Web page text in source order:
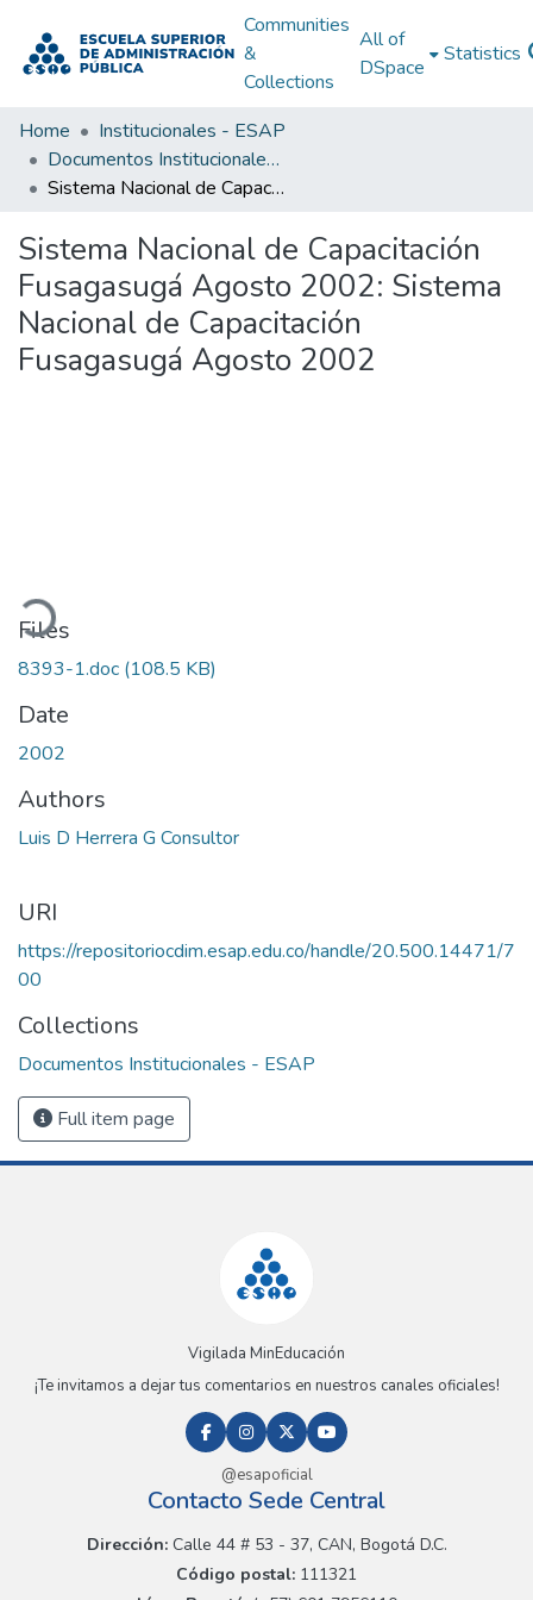
Communities
&
Collections
All of
DSpace
Statistics
Home
Institucionales - ESAP
Documentos Institucionales - ESAP
Sistema Nacional de Capacitación Fusagasugá Agosto 2002: Sistema Nacional de Capacitación Fusagasugá Agosto 2002
Sistema Nacional de Capacitación
Fusagasugá Agosto 2002: Sistema
Nacional de Capacitación
Fusagasugá Agosto 2002
Files
8393-1.doc (108.5 KB)
Date
2002
Authors
Luis D Herrera G Consultor
URI
https://repositoriocdim.esap.edu.co/handle/20.500.14471/7
00
Collections
Documentos Institucionales - ESAP
Full item page
Vigilada MinEducación
¡Te invitamos a dejar tus comentarios en nuestros canales oficiales!
@esapoficial
Contacto Sede Central
Dirección:Calle 44 # 53 - 37, CAN, Bogotá D.C.
Código postal: 111321